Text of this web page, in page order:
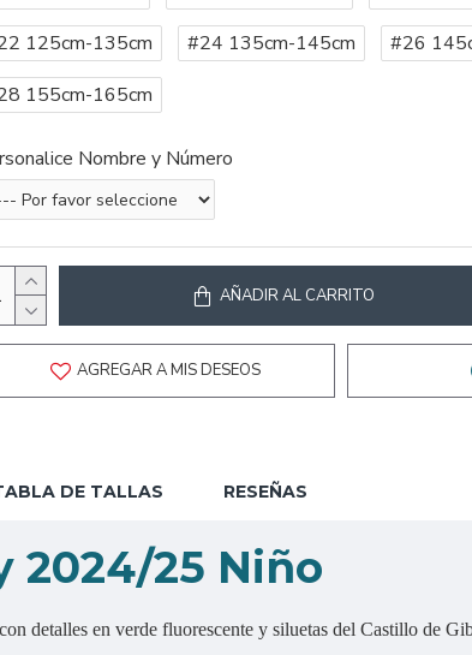
125cm-135cm
#24 135cm-145cm
#26
155cm-165cm
Nombre y Número
AÑADIR AL CARRITO
AGREGAR A MIS DESEOS
DE TALLAS RESEÑAS
2024/25 Niño
detalles en verde fluorescente y siluetas del Castillo de